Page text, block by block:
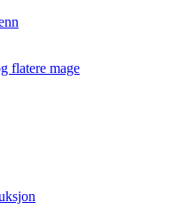
flatere mage